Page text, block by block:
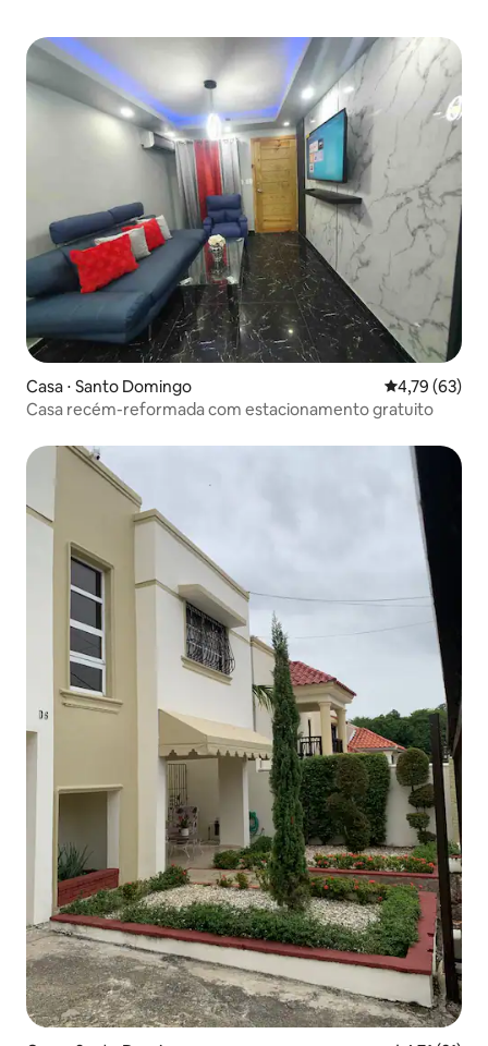
Casa ⋅ Santo Domingo 4,79 de uma
4,79 (63)
Casa recém-reformada com estacionamento gratuito